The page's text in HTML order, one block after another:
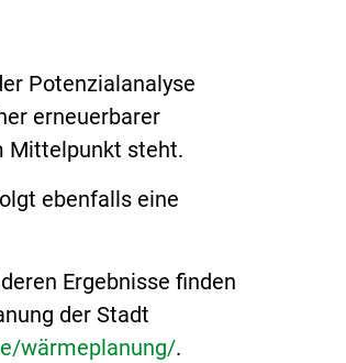
Potenzialanalyse
erneuerbarer
Mittelpunkt steht.
ebenfalls eine
Ergebnisse finden
der Stadt
wärmeplanung/.